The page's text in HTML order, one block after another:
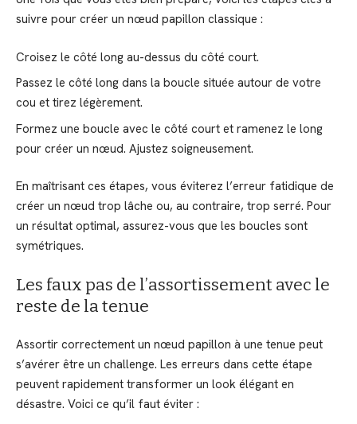
suivre pour créer un nœud papillon classique :
Croisez le côté long au-dessus du côté court.
Passez le côté long dans la boucle située autour de votre
cou et tirez légèrement.
Formez une boucle avec le côté court et ramenez le long
pour créer un nœud. Ajustez soigneusement.
En maîtrisant ces étapes, vous éviterez l’erreur fatidique de
créer un nœud trop lâche ou, au contraire, trop serré. Pour
un résultat optimal, assurez-vous que les boucles sont
symétriques.
Les faux pas de l’assortissement avec le
reste de la tenue
Assortir correctement un nœud papillon à une tenue peut
s’avérer être un challenge. Les erreurs dans cette étape
peuvent rapidement transformer un look élégant en
désastre. Voici ce qu’il faut éviter :